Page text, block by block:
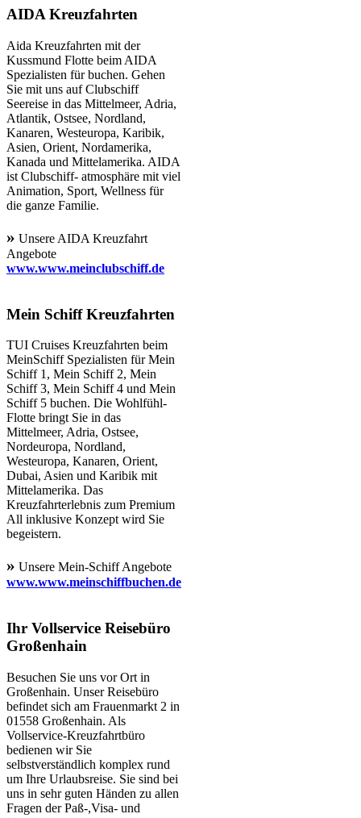
AIDA Kreuzfahrten
Aida Kreuzfahrten mit der
Kussmund Flotte beim AIDA
Spezialisten für buchen. Gehen
Sie mit uns auf Clubschiff
Seereise in das Mittelmeer, Adria,
Atlantik, Ostsee, Nordland,
Kanaren, Westeuropa, Karibik,
Asien, Orient, Nordamerika,
Kanada und Mittelamerika. AIDA
ist Clubschiff- atmosphäre mit viel
Animation, Sport, Wellness für
die ganze Familie.
» Unsere AIDA Kreuzfahrt
Angebote
www.www.meinclubschiff.de
Mein Schiff Kreuzfahrten
TUI Cruises Kreuzfahrten beim
MeinSchiff Spezialisten für Mein
Schiff 1, Mein Schiff 2, Mein
Schiff 3, Mein Schiff 4 und Mein
Schiff 5 buchen. Die Wohlfühl-
Flotte bringt Sie in das
Mittelmeer, Adria, Ostsee,
Nordeuropa, Nordland,
Westeuropa, Kanaren, Orient,
Dubai, Asien und Karibik mit
Mittelamerika. Das
Kreuzfahrterlebnis zum Premium
All inklusive Konzept wird Sie
begeistern.
» Unsere Mein-Schiff Angebote
www.www.meinschiffbuchen.de
Ihr Vollservice Reisebüro
Großenhain
Besuchen Sie uns vor Ort in
Großenhain. Unser Reisebüro
befindet sich am Frauenmarkt 2 in
01558 Großenhain. Als
Vollservice-Kreuzfahrtbüro
bedienen wir Sie
selbstverständlich komplex rund
um Ihre Urlaubsreise. Sie sind bei
uns in sehr guten Händen zu allen
Fragen der Paß-,Visa- und